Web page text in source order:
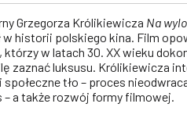
Grzegorza Królikiewicza Na
w historii polskiego kina. Film
w latach 30. XX wieku
zaznać luksusu. Królikiewicza
tło – proces
a także rozwój formy filmowej.